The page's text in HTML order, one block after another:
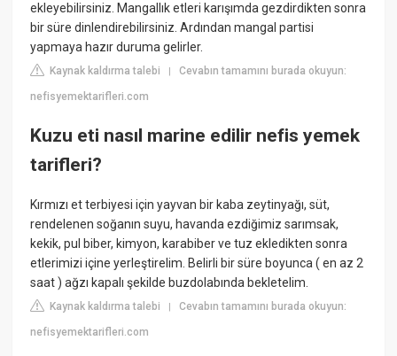
ekleyebilirsiniz. Mangallık etleri karışımda gezdirdikten sonra
bir süre dinlendirebilirsiniz. Ardından mangal partisi
yapmaya hazır duruma gelirler.
Kaynak kaldırma talebi |Cevabın tamamını burada okuyun:
nefisyemektarifleri.com
Kuzu eti nasıl marine edilir nefis yemek
tarifleri?
Kırmızı et terbiyesi için yayvan bir kaba zeytinyağı, süt,
rendelenen soğanın suyu, havanda ezdiğimiz sarımsak,
kekik, pul biber, kimyon, karabiber ve tuz ekledikten sonra
etlerimizi içine yerleştirelim. Belirli bir süre boyunca ( en az 2
saat ) ağzı kapalı şekilde buzdolabında bekletelim.
Kaynak kaldırma talebi |Cevabın tamamını burada okuyun:
nefisyemektarifleri.com